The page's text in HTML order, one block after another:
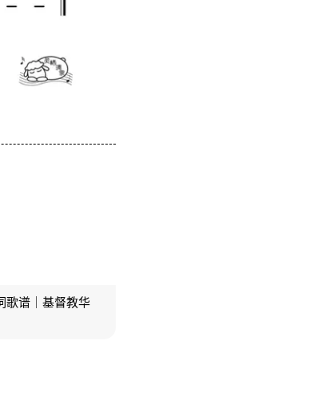
歌谱｜基督教华